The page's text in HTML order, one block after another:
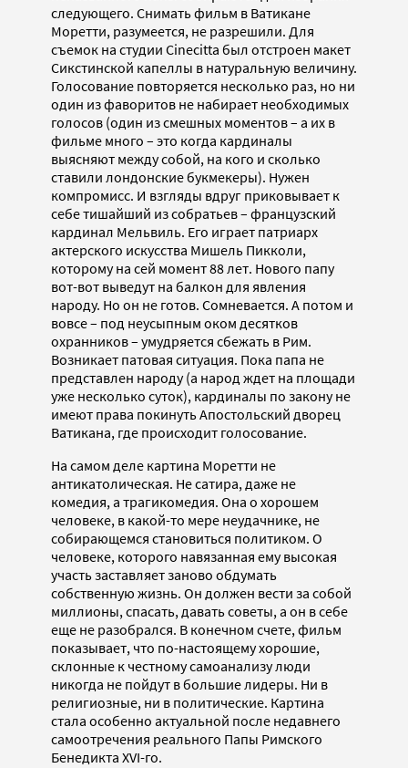
следующего. Снимать фильм в Ватикане
Моретти, разумеется, не разрешили. Для
съемок на студии Cinecitta был отстроен макет
Сикстинской капеллы в натуральную величину.
Голосование повторяется несколько раз, но ни
один из фаворитов не набирает необходимых
голосов (один из смешных моментов – а их в
фильме много – это когда кардиналы
выясняют между собой, на кого и сколько
ставили лондонские букмекеры). Нужен
компромисс. И взгляды вдруг приковывает к
себе тишайший из собратьев – французский
кардинал Мельвиль. Его играет патриарх
актерского искусства Мишель Пикколи,
которому на сей момент 88 лет. Нового папу
вот-вот выведут на балкон для явления
народу. Но он не готов. Сомневается. А потом и
вовсе – под неусыпным оком десятков
охранников – умудряется сбежать в Рим.
Возникает патовая ситуация. Пока папа не
представлен народу (а народ ждет на площади
уже несколько суток), кардиналы по закону не
имеют права покинуть Апостольский дворец
Ватикана, где происходит голосование.
На самом деле картина Моретти не
антикатолическая. Не сатира, даже не
комедия, а трагикомедия. Она о хорошем
человеке, в какой-то мере неудачнике, не
собирающемся становиться политиком. О
человеке, которого навязанная ему высокая
участь заставляет заново обдумать
собственную жизнь. Он должен вести за собой
миллионы, спасать, давать советы, а он в себе
еще не разобрался. В конечном счете, фильм
показывает, что по-настоящему хорошие,
склонные к честному самоанализу люди
никогда не пойдут в большие лидеры. Ни в
религиозные, ни в политические. Картина
стала особенно актуальной после недавнего
самоотречения реального Папы Римского
Бенедикта XVI-го.